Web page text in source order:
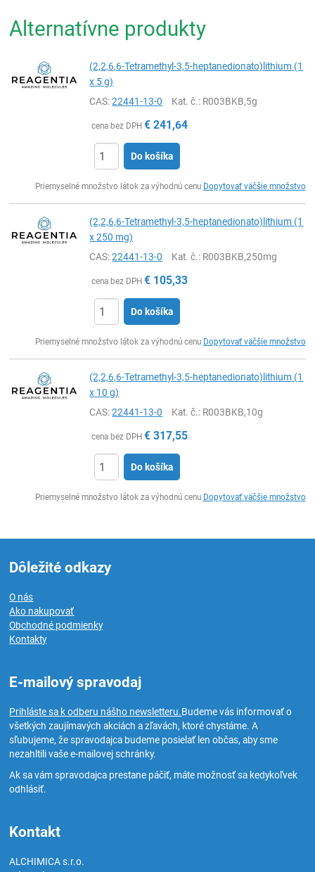
Alternatívne produkty
(2,2,6,6-Tetramethyl-3,5-heptanedionato)lithium (1
x 5 g)
CAS:22441-13-0 Kat. č.: R003BKB,5g
cena bez DPH € 241,64
Do košíka
Priemyselné množstvo látok za výhodnú cenu Dopytovať väčšie množstvo
(2,2,6,6-Tetramethyl-3,5-heptanedionato)lithium (1
x 250 mg)
CAS:22441-13-0 Kat. č.: R003BKB,250mg
cena bez DPH € 105,33
Do košíka
Priemyselné množstvo látok za výhodnú cenu Dopytovať väčšie množstvo
(2,2,6,6-Tetramethyl-3,5-heptanedionato)lithium (1
x 10 g)
CAS:22441-13-0 Kat. č.: R003BKB,10g
cena bez DPH € 317,55
Do košíka
Priemyselné množstvo látok za výhodnú cenu Dopytovať väčšie množstvo
Dôležité odkazy
O nás
Ako nakupovať
Obchodné podmienky
Kontakty
E-mailový spravodaj
Prihláste sa k odberu nášho newsletteru.Budeme vás informovať o
všetkých zaujímavých akciách a zľavách, ktoré chystáme. A
sľubujeme, že spravodajca budeme posielať len občas, aby sme
nezahltili vaše e-mailovej schránky.
Ak sa vám spravodajca prestane páčiť, máte možnosť sa kedykoľvek
odhlásiť.
Kontakt
ALCHIMICA s.r.o.